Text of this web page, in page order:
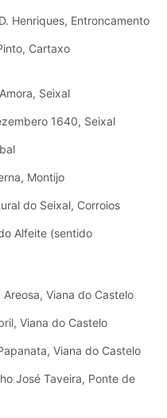
Henriques, Entroncamento
Cartaxo
Seixal
1640, Seixal
Montijo
do Seixal, Corroios
Alfeite (sentido
Viana do Castelo
Viana do Castelo
Viana do Castelo
José Taveira, Ponte de